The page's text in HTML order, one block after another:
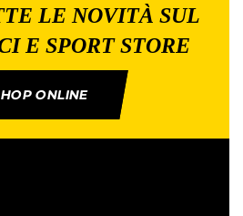
LE NOVITÀ SUL
E SPORT STORE
ONLINE